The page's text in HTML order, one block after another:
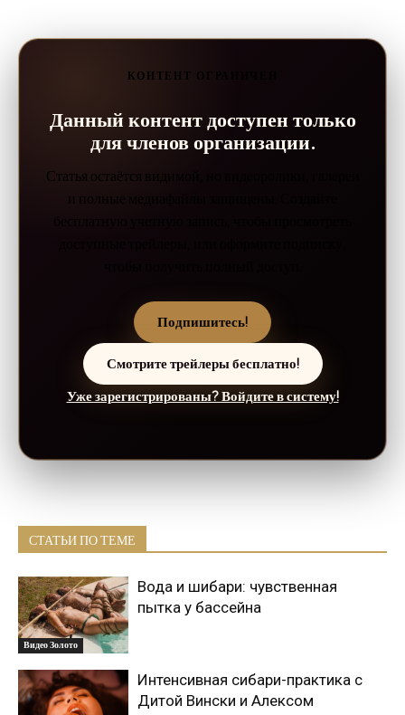
КОНТЕНТ ОГРАНИЧЕН
Данный контент доступен только
для членов организации.
Статья остаётся видимой, но видеоролики, галереи
и полные медиафайлы защищены. Создайте
Подпишитесь!
Смотрите трейлеры бесплатно!
Уже зарегистрированы? Войдите в систему!
СТАТЬИ ПО ТЕМЕ
Видео Золото
Вода и шибари: чувственная
пытка у бассейна
Интенсивная сибари-практика с
Дитой Вински и Алексом